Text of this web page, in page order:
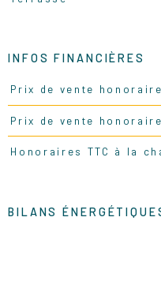
INFOS FINANCIÈRES
Caractéristiques Valeurs
Prix de vente
Prix de vente
Honoraires TTC à la
BILANS